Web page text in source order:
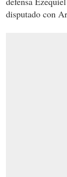
disputado con